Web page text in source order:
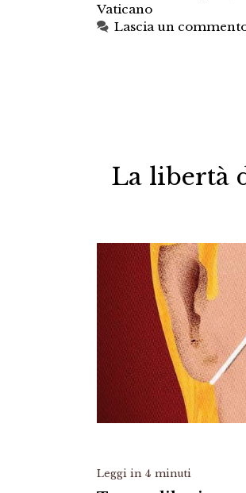
Vaticano
Lascia un
La libertà
Leggi in 4 minuti